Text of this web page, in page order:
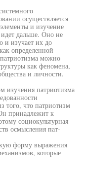
осуществляется
и изучение
дальше. Оно не
и изучает их до
определенной
можно
как феномена,
и личности.
изучения патриотизма
того, что патриотизм
принадлежит к
социокультурная
осмысления пат-
форму выражения
которые